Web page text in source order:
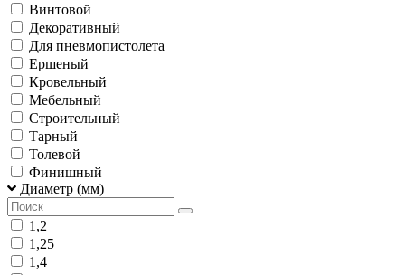
Винтовой
Декоративный
Для пневмопистолета
Ершеный
Кровельный
Мебельный
Строительный
Тарный
Толевой
Финишный
Диаметр (мм)
1,2
1,25
1,4